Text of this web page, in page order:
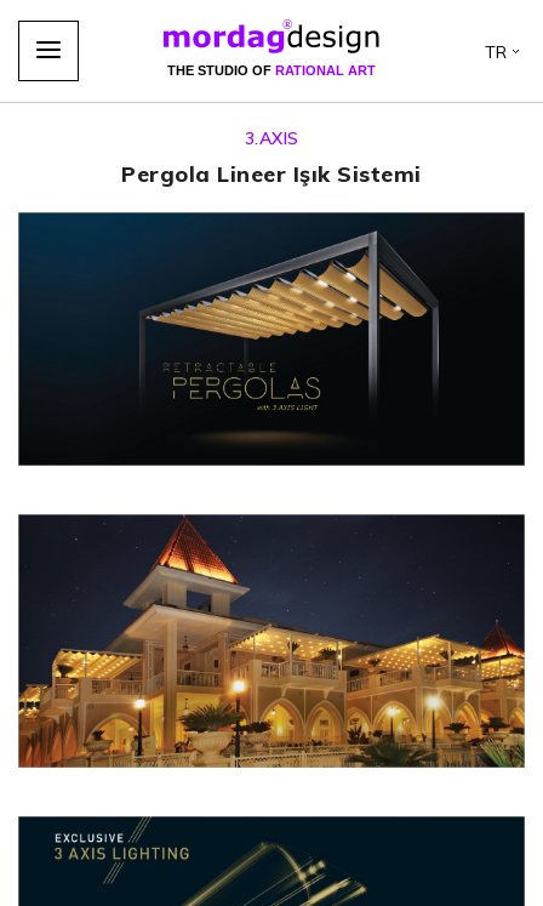
THE STUDIO OF RATIONAL ART
TR
3.AXIS
Pergola Lineer Işık Sistemi